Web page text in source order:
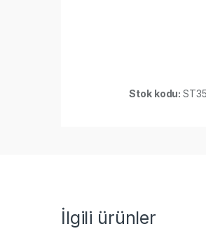
Stok kodu:
İlgili ürünler